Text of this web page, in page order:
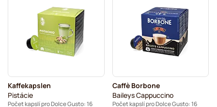
Segafredo kávové kapsle pro Dolce Gusto
Café René kávové kapsle pro Dolce Gusto
Caffè Borbone pro Dolce Gusto
Kapsle pro Dolce Gusto®
Kaffekapslen
Pistácie
Počet kapslí pro Dolce Gusto: 16
Caffè Borbone
Baileys Cappuccino
Počet kapslí pro Dolce Gusto: 16